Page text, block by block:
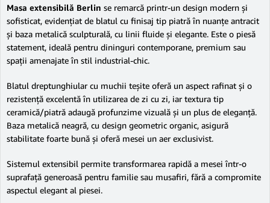
Masa extensibilă Berlin se remarcă printr-un design modern și
sofisticat, evidențiat de blatul cu finisaj tip piatră în nuanțe antracit
și baza metalică sculpturală, cu linii fluide și elegante. Este o piesă
statement, ideală pentru dininguri contemporane, premium sau
spații amenajate în stil industrial-chic.
Blatul dreptunghiular cu muchii teșite oferă un aspect rafinat și o
rezistență excelentă în utilizarea de zi cu zi, iar textura tip
ceramică/piatră adaugă profunzime vizuală și un plus de eleganță.
Baza metalică neagră, cu design geometric organic, asigură
stabilitate foarte bună și oferă mesei un aer exclusivist.
Sistemul extensibil permite transformarea rapidă a mesei într-o
suprafață generoasă pentru familie sau musafiri, fără a compromite
aspectul elegant al piesei.